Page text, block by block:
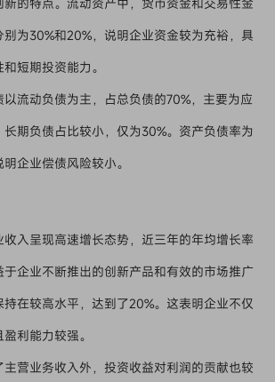
为30%和20%，说明企业资金较为充裕，具
短期投资能力。
以流动负债为主，占总负债的70%，主要为应
期负债占比较小，仅为30%。资产负债率为
企业偿债风险较小。
收入呈现高速增长态势，近三年的年均增长率
企业不断推出的创新产品和有效的市场推广
在较高水平，达到了20%。这表明企业不仅
利能力较强。
主营业务收入外，投资收益对利润的贡献也较